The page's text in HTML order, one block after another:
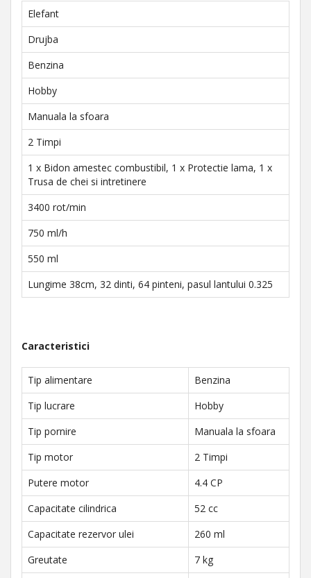
Elefant
Drujba
Benzina
Hobby
Manuala la sfoara
2 Timpi
1 x Bidon amestec combustibil, 1 x Protectie lama, 1 x
Trusa de chei si intretinere
3400 rot/min
750 ml/h
550 ml
Lungime 38cm, 32 dinti, 64 pinteni, pasul lantului 0.325
Caracteristici
Tip alimentare
Benzina
Tip lucrare
Hobby
Tip pornire
Manuala la sfoara
Tip motor
2 Timpi
Putere motor
4.4 CP
Capacitate cilindrica
52 cc
Capacitate rezervor ulei
260 ml
Greutate
7 kg